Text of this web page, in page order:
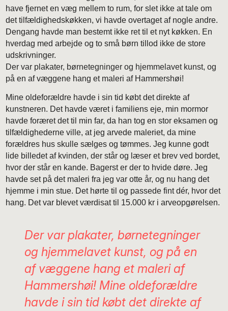
have fjernet en væg mellem to rum, for slet ikke at tale om
det tilfældighedskøkken, vi havde overtaget af nogle andre.
Dengang havde man bestemt ikke ret til et nyt køkken. En
hverdag med arbejde og to små børn tillod ikke de store
udskrivninger.
Der var plakater, børnetegninger og hjemmelavet kunst, og
på en af væggene hang et maleri af Hammershøi!
Mine oldeforældre havde i sin tid købt det direkte af
kunstneren. Det havde været i familiens eje, min mormor
havde foræret det til min far, da han tog en stor eksamen og
tilfældighederne ville, at jeg arvede maleriet, da mine
forældres hus skulle sælges og tømmes. Jeg kunne godt
lide billedet af kvinden, der står og læser et brev ved bordet,
hvor der står en kande. Bagerst er der to hvide døre. Jeg
havde set på det maleri fra jeg var otte år, og nu hang det
hjemme i min stue. Det hørte til og passede fint dér, hvor det
hang. Det var blevet værdisat til 15.000 kr i arveopgørelsen.
Der var plakater, børnetegninger
og hjemmelavet kunst, og på en
af væggene hang et maleri af
Hammershøi! Mine oldeforældre
havde i sin tid købt det direkte af